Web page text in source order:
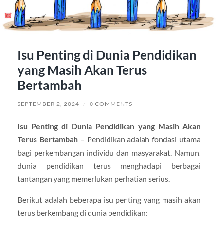
Isu Penting di Dunia Pendidikan
yang Masih Akan Terus
Bertambah
SEPTEMBER 2, 2024 / 0 COMMENTS
Isu Penting di Dunia Pendidikan yang Masih Akan
Terus Bertambah– Pendidikan adalah fondasi utama
bagi perkembangan individu dan masyarakat. Namun,
dunia pendidikan terus menghadapi berbagai
tantangan yang memerlukan perhatian serius.
Berikut adalah beberapa isu penting yang masih akan
terus berkembang di dunia pendidikan: